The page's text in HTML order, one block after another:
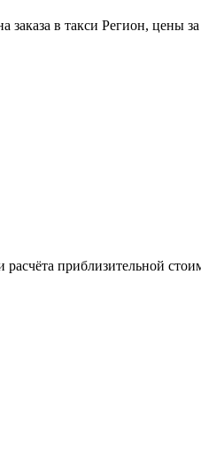
в такси Регион, цены
приблизительной